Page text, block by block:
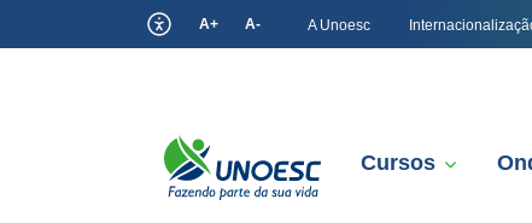
A+ A- A Unoesc
Cursos